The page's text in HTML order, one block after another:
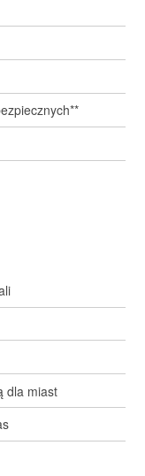
dla miast